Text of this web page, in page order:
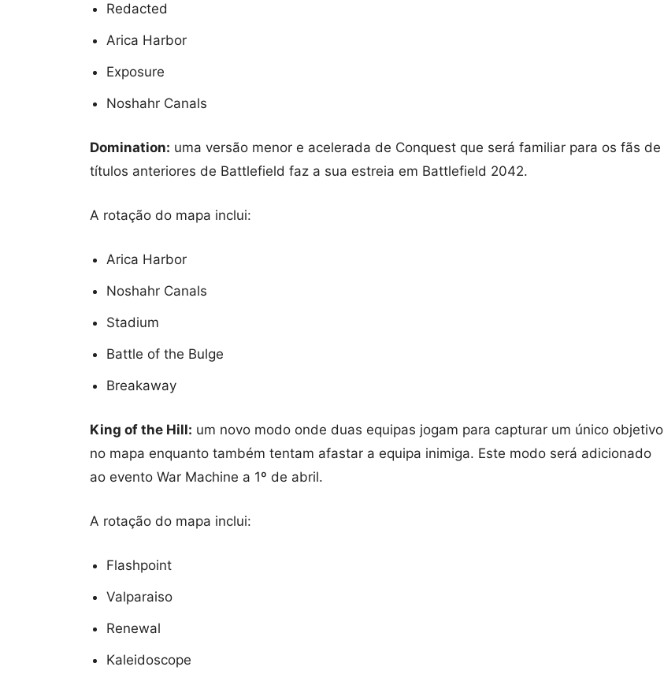
Redacted
Arica Harbor
Exposure
Noshahr Canals
Domination: uma versão menor e acelerada de Conquest que será familiar para os fãs de
títulos anteriores de Battlefield faz a sua estreia em Battlefield 2042.
A rotação do mapa inclui:
Arica Harbor
Noshahr Canals
Stadium
Battle of the Bulge
Breakaway
King of the Hill: um novo modo onde duas equipas jogam para capturar um único objetivo
no mapa enquanto também tentam afastar a equipa inimiga. Este modo será adicionado
ao evento War Machine a 1º de abril.
A rotação do mapa inclui:
Flashpoint
Valparaiso
Renewal
Kaleidoscope